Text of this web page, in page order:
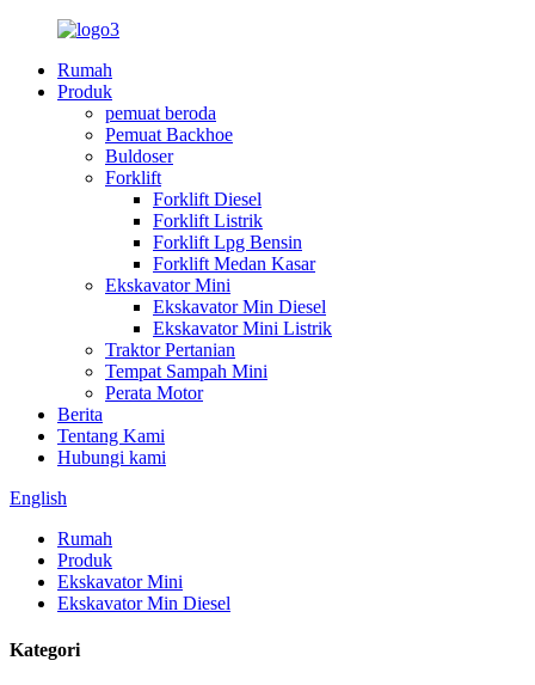
Rumah
Produk
pemuat beroda
Pemuat Backhoe
Buldoser
Forklift
Forklift Diesel
Forklift Listrik
Forklift Lpg Bensin
Forklift Medan Kasar
Ekskavator Mini
Ekskavator Min Diesel
Ekskavator Mini Listrik
Traktor Pertanian
Tempat Sampah Mini
Perata Motor
Berita
Tentang Kami
Hubungi kami
English
Rumah
Produk
Ekskavator Mini
Ekskavator Min Diesel
Kategori